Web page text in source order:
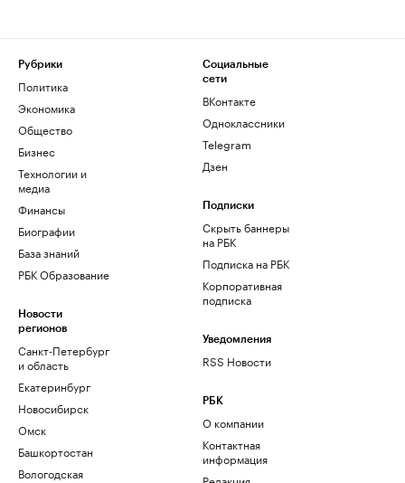
Рубрики
Политика
Экономика
Общество
Бизнес
Технологии и
медиа
Финансы
Биографии
База знаний
РБК Образование
Новости
регионов
Санкт-Петербург
и область
Екатеринбург
Новосибирск
Омск
Башкортостан
Вологодская
Социальные
сети
ВКонтакте
Одноклассники
Telegram
Дзен
Подписки
Скрыть баннеры
на РБК
Подписка на РБК
Корпоративная
подписка
Уведомления
RSS Новости
РБК
О компании
Контактная
информация